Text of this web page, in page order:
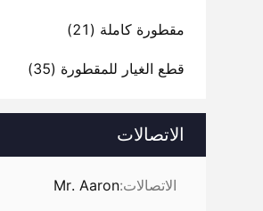
مقطورة كاملة (21)
قطع الغيار للمقطورة (35)
الاتصالات
الاتصالات:Mr. Aaron